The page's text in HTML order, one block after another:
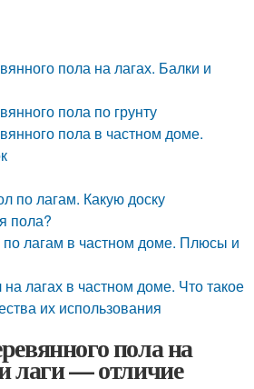
пола на лагах. Балки и
пола по грунту
пола в частном доме.
по лагам. Какую доску
пола?
по лагам в частном доме. Плюсы и
лагах в частном доме. Что такое
их использования
пола на
лаги — отличие